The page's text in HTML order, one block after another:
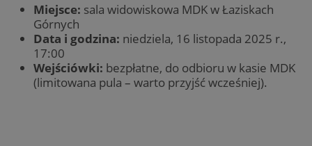
Miejsce: sala widowiskowa MDK w Łaziskach
Górnych
Data i godzina: niedziela, 16 listopada 2025 r.,
17:00
Wejściówki: bezpłatne, do odbioru w kasie MDK
(limitowana pula – warto przyjść wcześniej).